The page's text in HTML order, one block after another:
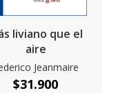
liviano que el
aire
Jeanmaire
$31.900